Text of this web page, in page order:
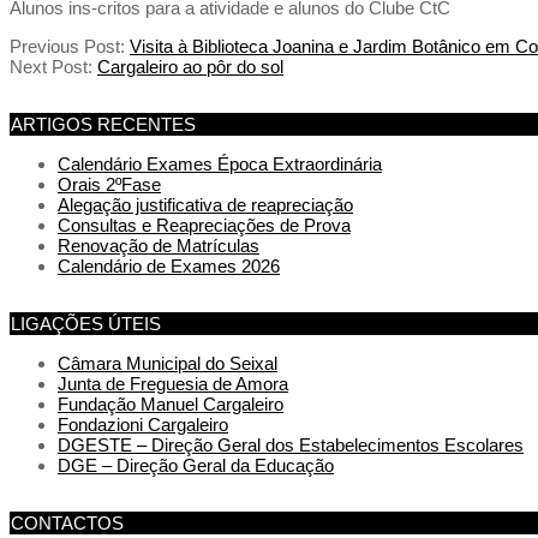
Alunos ins-critos para a atividade e alunos do Clube CtC
Previous Post: Visita à Biblioteca Joanina e Jardim Botânico em
Next Post: Cargaleiro ao pôr do sol
ARTIGOS RECENTES
Calendário Exames Época Extraordinária
Orais 2ºFase
Alegação justificativa de reapreciação
Consultas e Reapreciações de Prova
Renovação de Matrículas
Calendário de Exames 2026
LIGAÇÕES ÚTEIS
Câmara Municipal do Seixal
Junta de Freguesia de Amora
Fundação Manuel Cargaleiro
Fondazioni Cargaleiro
DGESTE – Direção Geral dos Estabelecimentos Escolares
DGE – Direção Geral da Educação
CONTACTOS